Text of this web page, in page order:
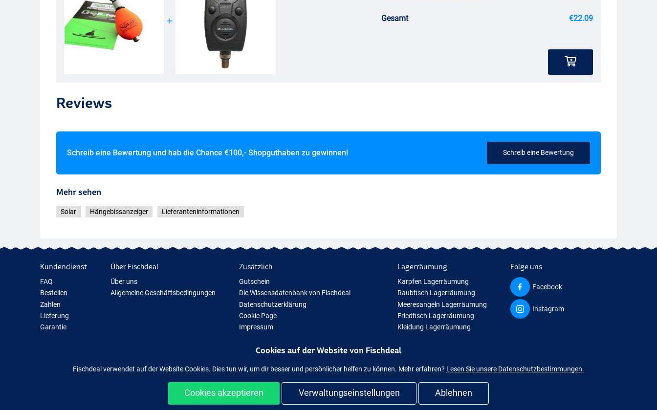
Gesamt €22.09
Reviews
Schreib eine Bewertung und hab die Chance €100,- Shopguthaben zu gewinnen! Schreib eine Bewertung
Mehr sehen
Solar Hängebissanzeiger Lieferanteninformationen
Kundendienst
FAQ
Bestellen
Zahlen
Lieferung
Garantie
Über Fischdeal
Über uns
Allgemeine Geschäftsbedingungen
Zusätzlich
Gutschein
Die Wissensdatenbank von Fischdeal
Datenschutzerklärung
Cookie Page
Impressum
Neue Angelausrüstung
Lagerräumung
Karpfen Lagerräumung
Raubfisch Lagerräumung
Meeresangeln Lagerräumung
Friedfisch Lagerräumung
Kleidung Lagerräumung
Folge uns
Facebook
Instagram
Einfach und sicher shoppen
Cookies auf der Website von Fischdeal
Fischdeal verwendet auf der Website Cookies. Dies tun wir, um dir besser und persönlicher helfen zu können. Mehr erfahren? Lesen Sie unsere Datenschutzbestimmungen.
Cookies akzeptieren Verwaltungseinstellungen Ablehnen